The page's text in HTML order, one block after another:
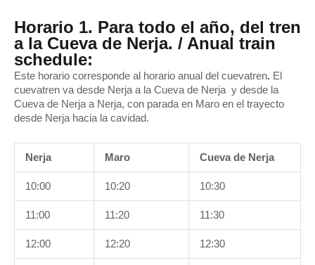
Horario 1. Para todo el año, del tren
a la Cueva de Nerja. / Anual train
schedule:
Este horario corresponde al horario anual del cuevatren. El
cuevatren va desde Nerja a la Cueva de Nerja y desde la
Cueva de Nerja a Nerja, con parada en Maro en el trayecto
desde Nerja hacia la cavidad.
Nerja Maro Cueva de Nerja
10:00 10:20 10:30
11:00 11:20 11:30
12:00 12:20 12:30